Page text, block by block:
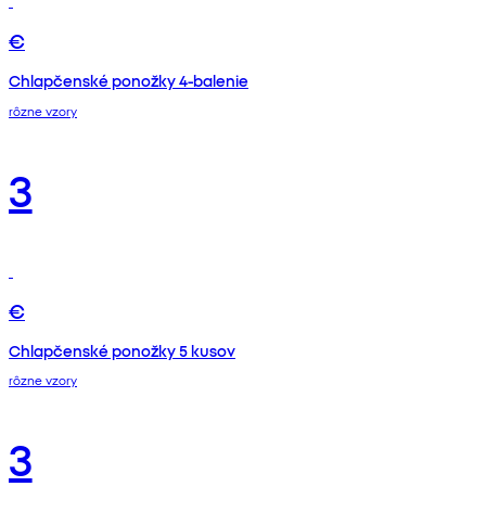
€
Chlapčenské ponožky 4-balenie
rôzne vzory
3
€
Chlapčenské ponožky 5 kusov
rôzne vzory
3